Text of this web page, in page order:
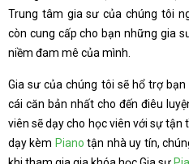
Trung tâm gia sư của chúng tôi
còn cung cấp cho bạn những gia
niềm đam mê của mình.
Gia sư của chúng tôi sẽ hổ trợ
cái căn bản nhất cho đến điêu
viên sẽ dạy cho học viên với sự tận
dạy kèm Piano tận nhà uy tín,